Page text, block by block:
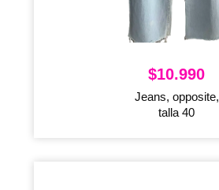
$10.990
Jeans, opposite,
talla 40